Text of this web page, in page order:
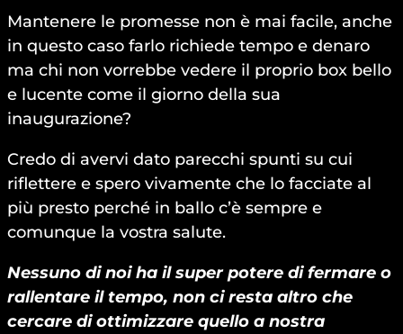
Mantenere le promesse non è mai facile, anche
in questo caso farlo richiede tempo e denaro
ma chi non vorrebbe vedere il proprio box bello
e lucente come il giorno della sua
inaugurazione?
Credo di avervi dato parecchi spunti su cui
riflettere e spero vivamente che lo facciate al
più presto perché in ballo c’è sempre e
comunque la vostra salute.
Nessuno di noi ha il super potere di fermare o
rallentare il tempo, non ci resta altro che
cercare di ottimizzare quello a nostra